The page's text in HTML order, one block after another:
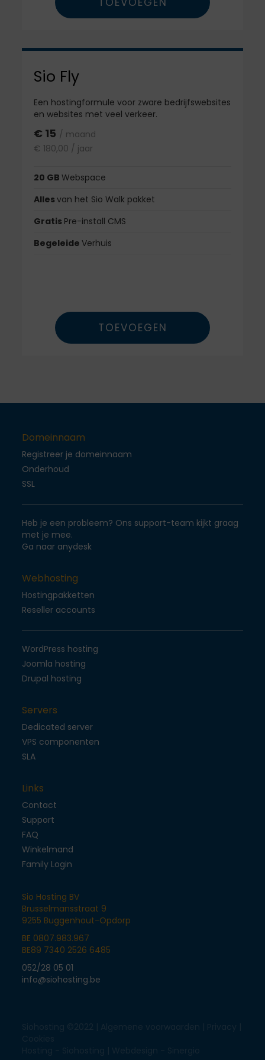
Sio Fly
Een hostingformule voor zware bedrijfswebsites
en websites met veel verkeer.
€ 15 / maand
€ 180,00 / jaar
20 GB Webspace
Allesvan het Sio Walk pakket
Gratis Pre-install CMS
Begeleide Verhuis
TOEVOEGEN
Domeinnaam
Registreer je domeinnaam
Onderhoud
SSL
Heb je een probleem? Ons support-team kijkt graag
met je mee.
Ga naar anydesk
Webhosting
Hostingpakketten
Reseller accounts
WordPress hosting
Joomla hosting
Drupal hosting
Servers
Dedicated server
VPS componenten
SLA
Links
Contact
Support
FAQ
Winkelmand
Family Login
Sio Hosting BV
Brusselmansstraat 9
9255 Buggenhout-Opdorp
BE 0807.983.967
BE89 7340 2526 6485
052/28 05 01
info@siohosting.be